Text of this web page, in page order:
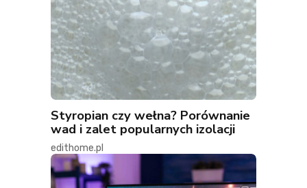
Styropian czy wełna? Porównanie
wad i zalet popularnych izolacji
edithome.pl